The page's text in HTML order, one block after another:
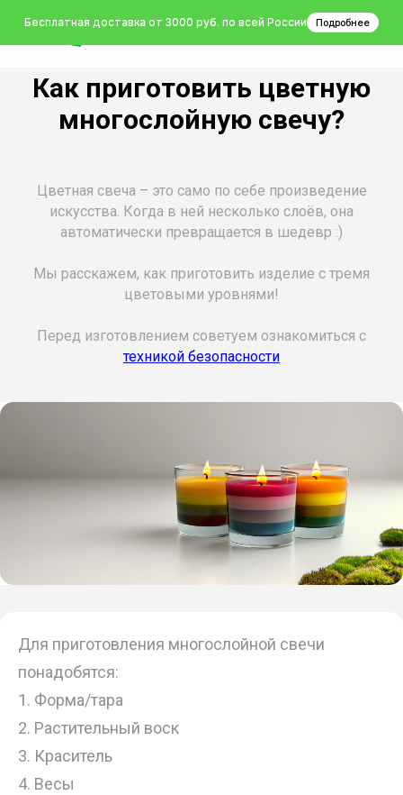
Бесплатная доставка от 3000 руб. по всей России Подробнее
Как приготовить цветную
многослойную свечу?
Цветная свеча – это само по себе произведение
искусства. Когда в ней несколько слоёв, она
автоматически превращается в шедевр :)
Мы расскажем, как приготовить изделие с тремя
цветовыми уровнями!
Перед изготовлением советуем ознакомиться с
техникой безопасности
Для приготовления многослойной свечи
понадобятся:
1. Форма/тара
2. Растительный воск
3. Краситель
4. Весы